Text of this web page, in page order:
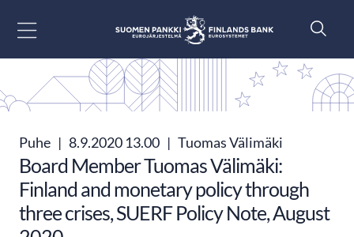
Puhe | 8.9.2020 13.00 | Tuomas Välimäki
Board Member Tuomas Välimäki:
Finland and monetary policy through
three crises, SUERF Policy Note, August